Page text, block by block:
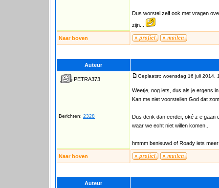
Dus worstel zelf ook met vragen
zijn...
Naar boven
Auteur
PETRA373
Berichten: 2328
Geplaatst: woensdag 16 juli 2014,
Weetje, nog iets, dus als je ergens
Kan me niet voorstellen God dat
Dus denk dan eerder, oké z e gaan
waar we echt niet willen komen...
hmmm benieuwd of Roady iets
Naar boven
Auteur